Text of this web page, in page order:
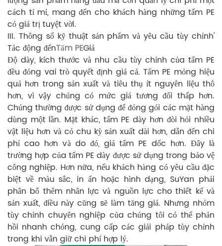
cách tỉ mỉ, mang đến cho khách hàng những tấm PE
có giá trị tuyệt vời.
III. Thông số kỹ thuật sản phẩm và yêu cầu tùy chỉnh'
Tác động đếnTấm PEGiá
Độ dày, kích thước và nhu cầu tùy chỉnh của tấm PE
đều đóng vai trò quyết định giá cả. Tấm PE mỏng hiệu
quả hơn trong sản xuất và tiêu thụ ít nguyên liệu thô
hơn, vì vậy chúng có mức giá tương đối thấp hơn.
Chúng thường được sử dụng để đóng gói các mặt hàng
dùng một lần. Mặt khác, tấm PE dày hơn đòi hỏi nhiều
vật liệu hơn và có chu kỳ sản xuất dài hơn, dẫn đến chi
phí cao hơn và do đó, giá tấm PE dốc hơn. Đây là
trường hợp của tấm PE dày được sử dụng trong bảo vệ
công nghiệp. Hơn nữa, nếu khách hàng có yêu cầu đặc
biệt về màu sắc, in ấn hoặc hình dạng, SuYan phải
phân bổ thêm nhân lực và nguồn lực cho thiết kế và
sản xuất, điều này cũng sẽ làm tăng giá. Nhưng nhóm
tùy chỉnh chuyên nghiệp của chúng tôi có thể phản
hồi nhanh chóng, cung cấp các giải pháp tùy chỉnh
trong khi vẫn giữ chi phí hợp lý.